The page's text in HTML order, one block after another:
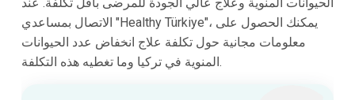
الاتصال بمساعدي "Healthy Türkiye"، يمكنك الحصول على
معلومات مجانية حول تكلفة علاج انخفاض عدد الحيوانات
المنوية في تركيا وما تغطيه هذه التكلفة.